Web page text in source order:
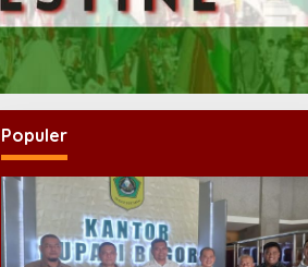
Populer